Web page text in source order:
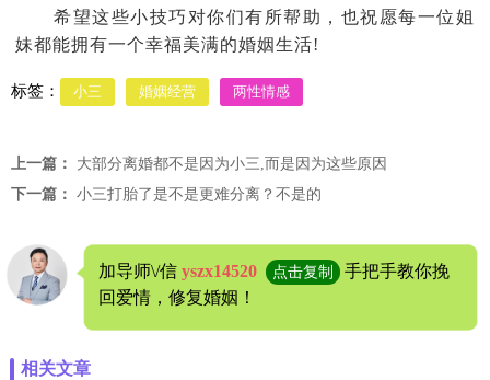
希望这些小技巧对你们有所帮助，也祝愿每一位姐
妹都能拥有一个幸福美满的婚姻生活!
标签： 小三 婚姻经营 两性情感
上一篇：
大部分离婚都不是因为小三,而是因为这些原因
下一篇： 小三打胎了是不是更难分离？不是的
加导师\/信 yszx14520 点击复制
手把手教你挽
回爱情，修复婚姻！
相关文章